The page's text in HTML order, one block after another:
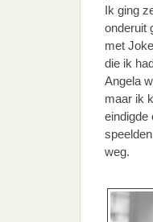
Ik ging
onderuit
met
die ik
Angela
maar ik
eindigde
weg.